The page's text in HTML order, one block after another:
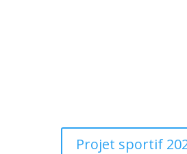
Projet sportif